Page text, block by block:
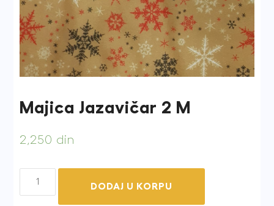
Majica Jazavičar 2 M
2,250 din
DODAJ U KORPU